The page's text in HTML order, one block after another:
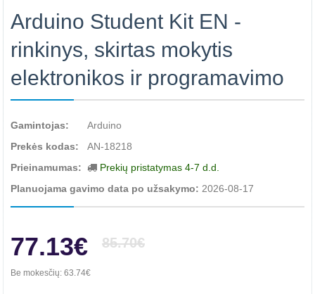
Arduino Student Kit EN -
rinkinys, skirtas mokytis
elektronikos ir programavimo
Gamintojas:
Arduino
Prekės kodas:
AN-18218
Prieinamumas:
Prekių pristatymas 4-7 d.d.
Planuojama gavimo data po užsakymo: 2026-08-17
77.13€ 85.70€
Be mokesčių: 63.74€